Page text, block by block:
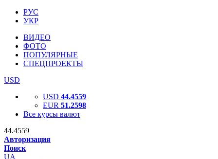
РУС
УКР
ВИДЕО
ФОТО
ПОПУЛЯРНЫЕ
СПЕЦПРОЕКТЫ
USD
USD 44.4559
EUR 51.2598
Все курсы валют
44.4559
Авторизация
Поиск
UA